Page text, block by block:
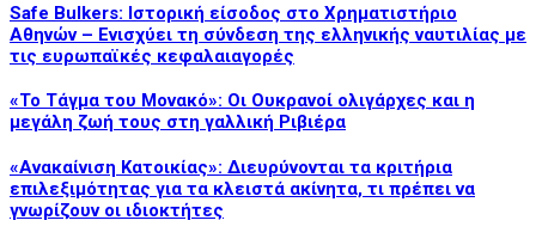
Safe Bulkers: Ιστορική είσοδος στο Χρηματιστήριο
Αθηνών – Eνισχύει τη σύνδεση της ελληνικής ναυτιλίας με
τις ευρωπαϊκές κεφαλαιαγορές
«Το Τάγμα του Μονακό»: Οι Ουκρανοί ολιγάρχες και η
μεγάλη ζωή τους στη γαλλική Ριβιέρα
«Ανακαίνιση Κατοικίας»: Διευρύνονται τα κριτήρια
επιλεξιμότητας για τα κλειστά ακίνητα, τι πρέπει να
γνωρίζουν οι ιδιοκτήτες